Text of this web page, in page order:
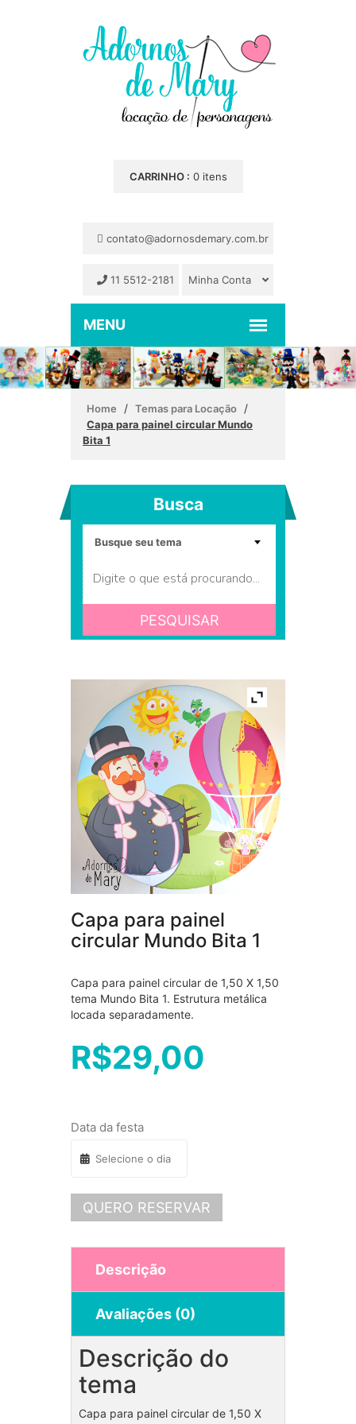
CARRINHO : 0 itens
contato@adornosdemary.com.br
11 5512-2181 Minha Conta
Home / Temas para Locação /
Capa para painel circular Mundo
Bita 1
Busca
PESQUISAR
Capa para painel
circular Mundo Bita 1
Capa para painel circular de 1,50 X 1,50
tema Mundo Bita 1. Estrutura metálica
locada separadamente.
R$29,00
Data da festa
QUERO RESERVAR
Descrição
Avaliações (0)
Descrição do
tema
Capa para painel circular de 1,50 X